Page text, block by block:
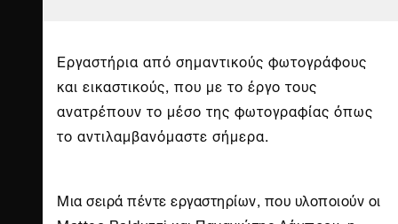
Εργαστήρια από σημαντικούς φωτογράφους
και εικαστικούς, που με το έργο τους
ανατρέπουν το μέσο της φωτογραφίας όπως
το αντιλαμβανόμαστε σήμερα.
Μια σειρά πέντε εργαστηρίων, που υλοποιούν οι